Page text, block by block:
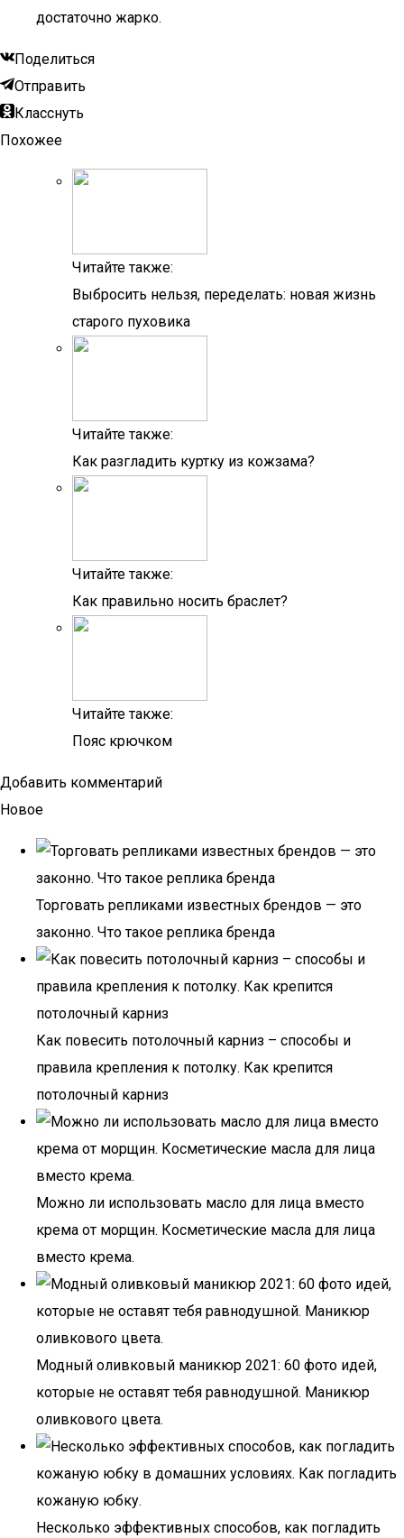
достаточно жарко.
Поделиться
Отправить
Класснуть
Похожее
Читайте также:
Выбросить нельзя, переделать: новая жизнь
старого пуховика
Читайте также:
Как разгладить куртку из кожзама?
Читайте также:
Как правильно носить браслет?
Читайте также:
Пояс крючком
Добавить комментарий
Новое
Торговать репликами известных брендов — это
законно. Что такое реплика бренда
Как повесить потолочный карниз – способы и
правила крепления к потолку. Как крепится
потолочный карниз
Можно ли использовать масло для лица вместо
крема от морщин. Косметические масла для лица
вместо крема.
Модный оливковый маникюр 2021: 60 фото идей,
которые не оставят тебя равнодушной. Маникюр
оливкового цвета.
Несколько эффективных способов, как погладить